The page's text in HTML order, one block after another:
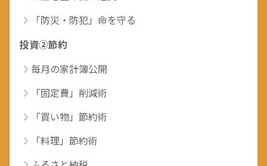
「防災・防犯」命を守る
投資②節約
毎月の家計簿公開
「固定費」削減術
「買い物」節約術
「料理」節約術